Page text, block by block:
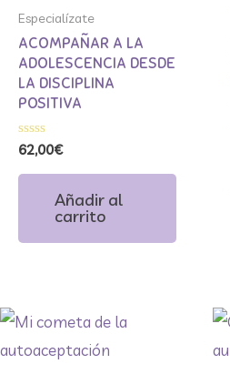
Especialízate
ACOMPAÑAR A LA
ADOLESCENCIA DESDE
LA DISCIPLINA
POSITIVA
Valorado
con
0
62,00€
Añadir al
carrito